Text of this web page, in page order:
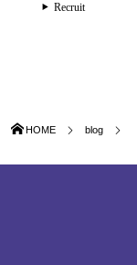
Recruit
HOME blog